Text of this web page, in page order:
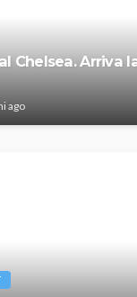
Chelsea. Arriva
ago